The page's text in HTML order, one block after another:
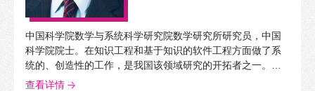
中国科学院数学与系统科学研究院数学研究所研究员，中国
科学院院士。在知识工程和基于知识的软件工程方面做了系
统的、创造性的工作，是我国该领域研究的开拓者之一。著
有210余万字的计算机理论著作《计算系统的形式语义》。
查看详情